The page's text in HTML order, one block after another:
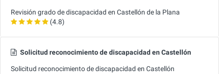
Revisión grado de discapacidad en Castellón de la Plana
(4.8)
Solicitud reconocimiento de discapacidad en Castellón
Solicitud reconocimiento de discapacidad en Castellón